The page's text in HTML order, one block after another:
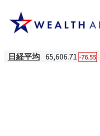
日経平均 65,606.71 -76.55